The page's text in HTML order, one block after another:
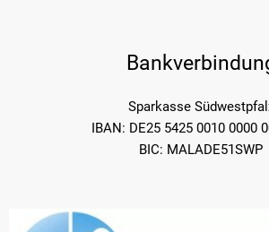
Sparkasse
IBAN: DE25 5425 0010 0000
BIC: MALADE51SWP